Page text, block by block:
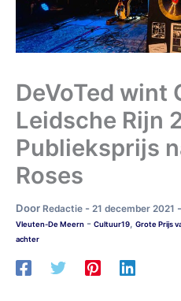
DeVoTed wint
Leidsche Rijn
Publieksprijs
Roses
Door Redactie - 21 december 2021 -
Vleuten-De Meern - Cultuur19, Grote Prijs
achter